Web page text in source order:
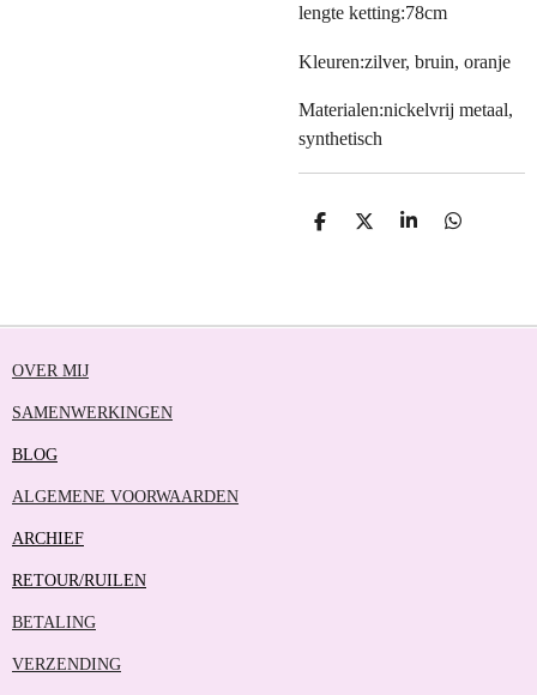
lengte ketting:78cm
Kleuren:zilver, bruin, oranje
Materialen:nickelvrij metaal,
synthetisch
D
D
S
D
OVER MIJ
SAMENWERKINGEN
BLOG
ALGEMENE VOORWAARDEN
ARCHIEF
RETOUR/RUILEN
BETALING
VERZENDING